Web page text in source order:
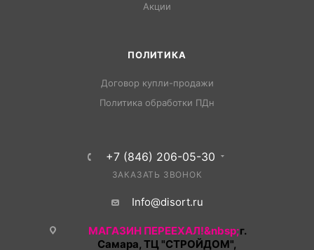
Акции
ПОЛИТИКА
Договор купли-продажи
Политика обработки ПДн
+7 (846) 206-05-30
ЗАКАЗАТЬ ЗВОНОК
Info@disort.ru
МАГАЗИН ПЕРЕЕХАЛ!&nbsp;г.
Самара, ТЦ "СТРОЙДОМ",